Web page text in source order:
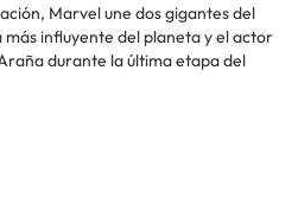
Marvel une dos gigantes del
influyente del planeta y el actor
durante la última etapa del